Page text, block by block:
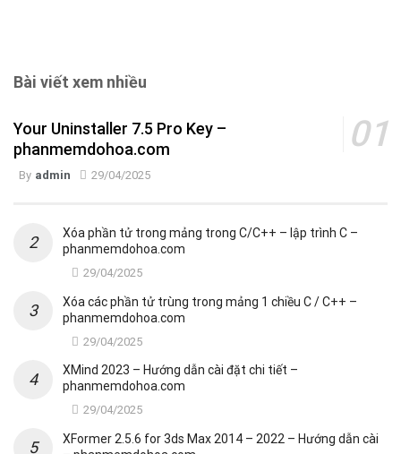
Bài viết xem nhiều
Your Uninstaller 7.5 Pro Key –
phanmemdohoa.com
By admin 29/04/2025
Xóa phần tử trong mảng trong C/C++ – lập trình C –
phanmemdohoa.com
29/04/2025
Xóa các phần tử trùng trong mảng 1 chiều C / C++ –
phanmemdohoa.com
29/04/2025
XMind 2023 – Hướng dẫn cài đặt chi tiết –
phanmemdohoa.com
29/04/2025
XFormer 2.5.6 for 3ds Max 2014 – 2022 – Hướng dẫn cài